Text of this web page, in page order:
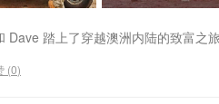
Dave 踏上了穿越澳洲内陆的致富之
(0)